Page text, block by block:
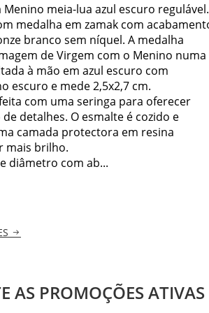
meia-lua azul escuro regulável.
medalha em zamak com
branco sem níquel. A medalha
de Virgem com o Menino numa
à mão em azul escuro com
escuro e mede 2,5x2,7 cm.
com uma seringa para oferecer
detalhes. O esmalte é cozido e
camada protectora em resina
mais brilho.
diâmetro com ab...
AS PROMOÇÕES ATIVAS